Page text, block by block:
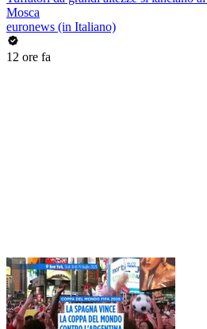
Mosca
euronews (in Italiano)
12 ore fa